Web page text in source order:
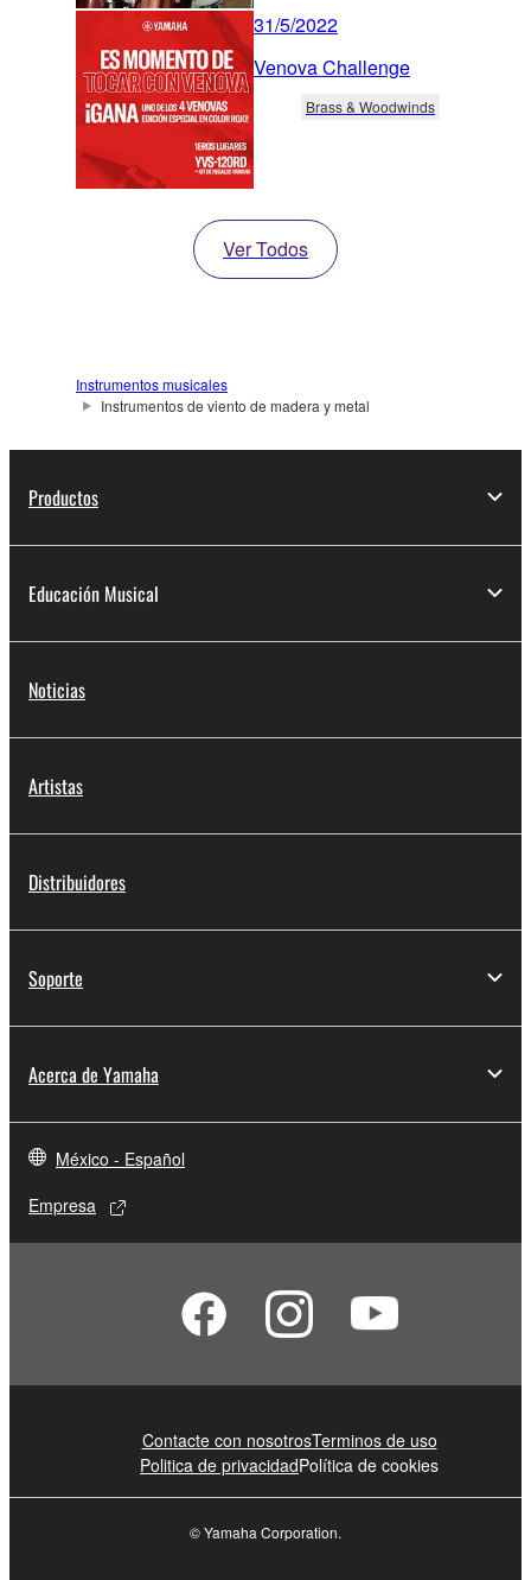
31/5/2022
Venova Challenge
Brass & Woodwinds
Ver Todos
Instrumentos musicales
Instrumentos de viento de madera y metal
Productos
Educación Musical
Noticias
Artistas
Distribuidores
Soporte
Acerca de Yamaha
México - Español
Empresa
Contacte con nosotrosTerminos de uso
Politica de privacidadPolítica de cookies
© Yamaha Corporation.